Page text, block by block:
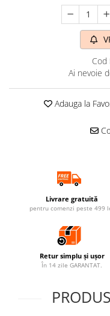
Cod
Ai nevoie
Adauga la
Livrare gratuită
pentru comenzi peste 499
Retur simplu și ușor
În 14 zile GARANTAT.